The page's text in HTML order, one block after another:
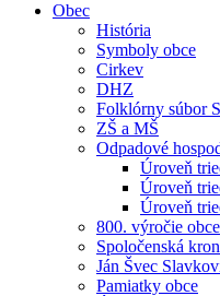
Obec
História
Symboly obce
Cirkev
DHZ
Folklórny súbor
ZŠ a MŠ
Odpadové
Úroveň
Úroveň
Úroveň
800. výročie obce
Spoločenská
Ján Švec
Pamiatky obce